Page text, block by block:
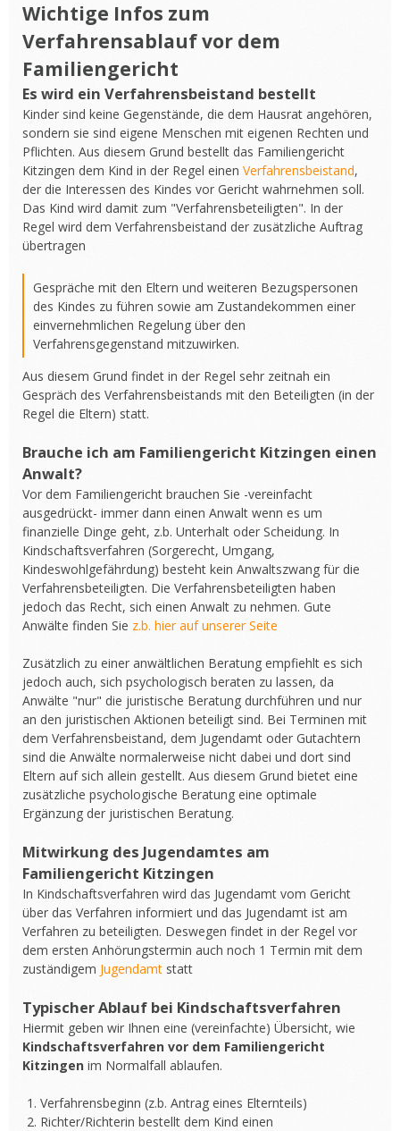
Wichtige Infos zum
Verfahrensablauf vor dem
Familiengericht
Es wird ein Verfahrensbeistand bestellt
Kinder sind keine Gegenstände, die dem Hausrat angehören,
sondern sie sind eigene Menschen mit eigenen Rechten und
Pflichten. Aus diesem Grund bestellt das Familiengericht
Kitzingen dem Kind in der Regel einen Verfahrensbeistand,
der die Interessen des Kindes vor Gericht wahrnehmen soll.
Das Kind wird damit zum "Verfahrensbeteiligten". In der
Regel wird dem Verfahrensbeistand der zusätzliche Auftrag
übertragen
Gespräche mit den Eltern und weiteren Bezugspersonen
des Kindes zu führen sowie am Zustandekommen einer
einvernehmlichen Regelung über den
Verfahrensgegenstand mitzuwirken.
Aus diesem Grund findet in der Regel sehr zeitnah ein
Gespräch des Verfahrensbeistands mit den Beteiligten (in der
Regel die Eltern) statt.
Brauche ich am Familiengericht Kitzingen einen
Anwalt?
Vor dem Familiengericht brauchen Sie -vereinfacht
ausgedrückt- immer dann einen Anwalt wenn es um
finanzielle Dinge geht, z.b. Unterhalt oder Scheidung. In
Kindschaftsverfahren (Sorgerecht, Umgang,
Kindeswohlgefährdung) besteht kein Anwaltszwang für die
Verfahrensbeteiligten. Die Verfahrensbeteiligten haben
jedoch das Recht, sich einen Anwalt zu nehmen. Gute
Anwälte finden Sie z.b. hier auf unserer Seite
Zusätzlich zu einer anwältlichen Beratung empfiehlt es sich
jedoch auch, sich psychologisch beraten zu lassen, da
Anwälte "nur" die juristische Beratung durchführen und nur
an den juristischen Aktionen beteiligt sind. Bei Terminen mit
dem Verfahrensbeistand, dem Jugendamt oder Gutachtern
sind die Anwälte normalerweise nicht dabei und dort sind
Eltern auf sich allein gestellt. Aus diesem Grund bietet eine
zusätzliche psychologische Beratung eine optimale
Ergänzung der juristischen Beratung.
Mitwirkung des Jugendamtes am
Familiengericht Kitzingen
In Kindschaftsverfahren wird das Jugendamt vom Gericht
über das Verfahren informiert und das Jugendamt ist am
Verfahren zu beteiligten. Deswegen findet in der Regel vor
dem ersten Anhörungstermin auch noch 1 Termin mit dem
zuständigem Jugendamt statt
Typischer Ablauf bei Kindschaftsverfahren
Hiermit geben wir Ihnen eine (vereinfachte) Übersicht, wie
Kindschaftsverfahren vor dem Familiengericht
Kitzingen im Normalfall ablaufen.
Verfahrensbeginn (z.b. Antrag eines Elternteils)
Richter/Richterin bestellt dem Kind einen